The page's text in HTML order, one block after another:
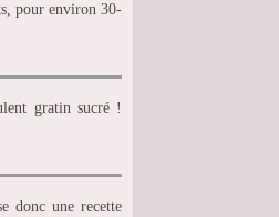
pour environ 30-
gratin sucré !
donc une recette